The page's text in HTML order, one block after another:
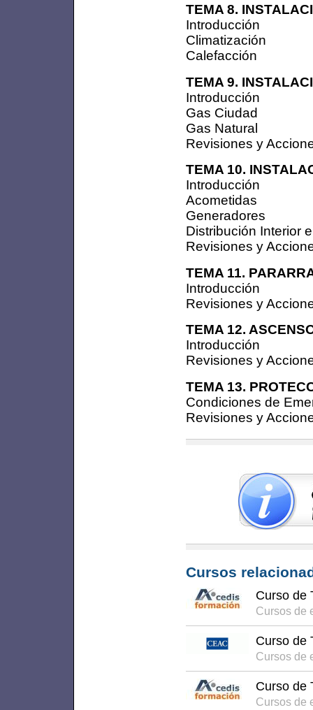
TEMA 8.
Introducción
Climatización
Calefacción
TEMA 9.
Introducción
Gas Ciudad
Gas Natural
Revisiones y
TEMA 10.
Introducción
Acometidas
Generadores
Distribución Interior
Revisiones y
TEMA 11.
Introducción
Revisiones y
TEMA 12.
Introducción
Revisiones y
TEMA 13.
Condiciones de
Revisiones y
Cursos
Curso de
Cursos de
Curso de
Cursos de
Curso de
Cursos de